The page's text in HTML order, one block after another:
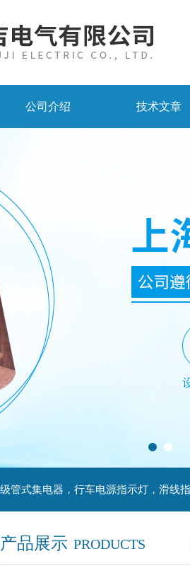
公司介绍 技术文章
产品展示 PRODUCTS